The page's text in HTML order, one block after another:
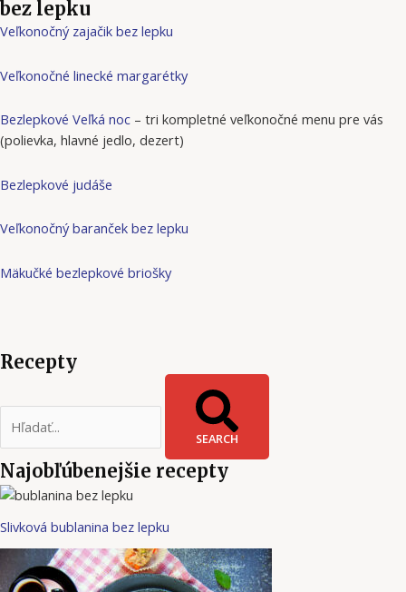
bez lepku
Veľkonočný zajačik bez lepku
Veľkonočné linecké margarétky
Bezlepkové Veľká noc – tri kompletné veľkonočné menu pre vás
(polievka, hlavné jedlo, dezert)
Bezlepkové judáše
Veľkonočný baranček bez lepku
Mäkučké bezlepkové briošky
Recepty
SEARCH
Najobľúbenejšie recepty
Slivková bublanina bez lepku